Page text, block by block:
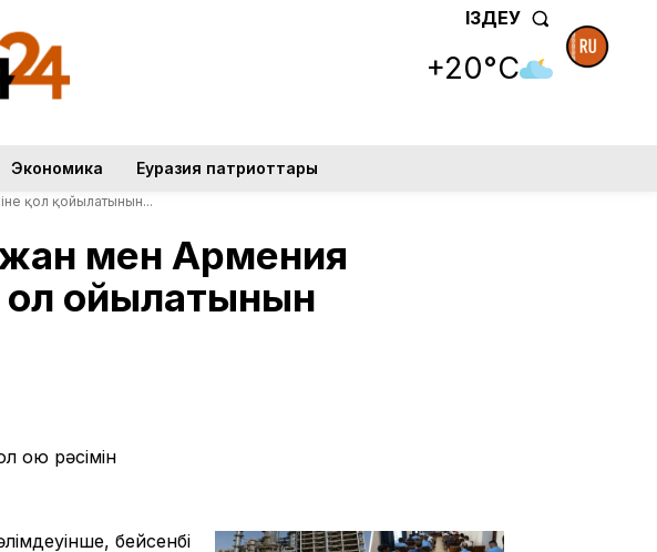
ІЗДЕУ
+20°C
Экономика Еуразия патриоттары
қол қойылатынын...
мен Армения
қойылатынын
қою рәсімін
бейсенбі